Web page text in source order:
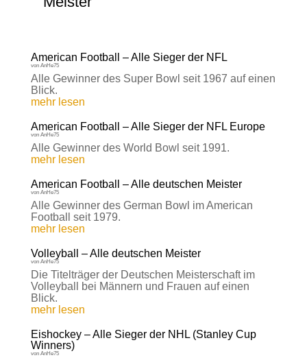
American Football – Alle Sieger der NFL
von AnHe75
Alle Gewinner des Super Bowl seit 1967 auf einen
Blick.
mehr lesen
American Football – Alle Sieger der NFL Europe
von AnHe75
Alle Gewinner des World Bowl seit 1991.
mehr lesen
American Football – Alle deutschen Meister
von AnHe75
Alle Gewinner des German Bowl im American
Football seit 1979.
mehr lesen
Volleyball – Alle deutschen Meister
von AnHe75
Die Titelträger der Deutschen Meisterschaft im
Volleyball bei Männern und Frauen auf einen
Blick.
mehr lesen
Eishockey – Alle Sieger der NHL (Stanley Cup
Winners)
von AnHe75